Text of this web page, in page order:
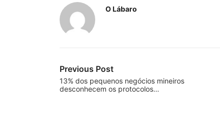
O Lábaro
Previous Post
13% dos pequenos negócios mineiros
desconhecem os protocolos…